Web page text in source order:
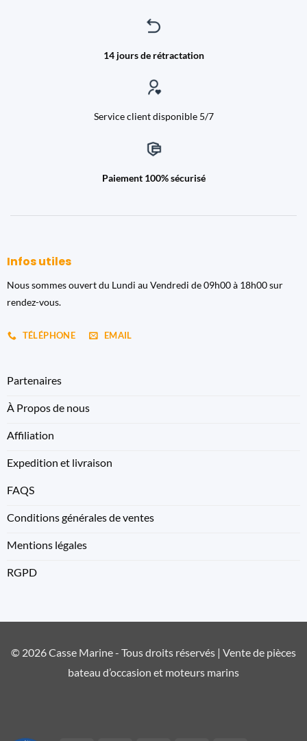
14 jours de rétractation
Service client disponible 5/7
Paiement 100% sécurisé
Infos utiles
Nous sommes ouvert du Lundi au Vendredi de 09h00 à 18h00 sur
rendez-vous.
TÉLÉPHONE EMAIL
Partenaires
À Propos de nous
Affiliation
Expedition et livraison
FAQS
Conditions générales de ventes
Mentions légales
RGPD
© 2026 Casse Marine - Tous droits réservés | Vente de pièces
bateau d’occasion et moteurs marins